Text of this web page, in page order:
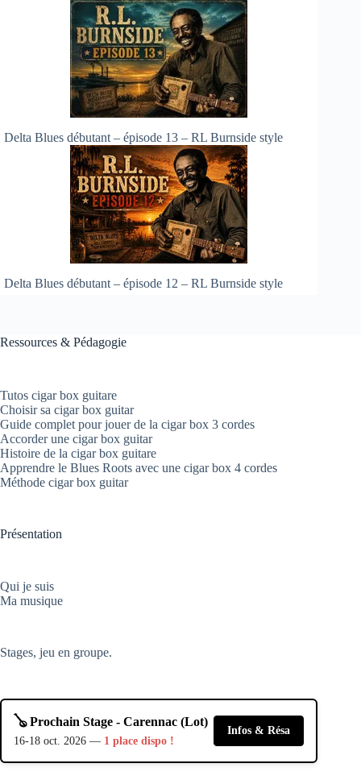
Delta Blues débutant – épisode 13 – RL Burnside style
Delta Blues débutant – épisode 12 – RL Burnside style
Ressources & Pédagogie
Tutos cigar box guitare
Choisir sa cigar box guitar
Guide complet pour jouer de la cigar box 3 cordes
Accorder une cigar box guitar
Histoire de la cigar box guitare
Apprendre le Blues Roots avec une cigar box 4 cordes
Méthode cigar box guitar
Présentation
Qui je suis
Ma musique
Stages, jeu en groupe.
🪕 Prochain Stage - Carennac (Lot)
16-18 oct. 2026 — 1 place dispo !
Infos & Résa